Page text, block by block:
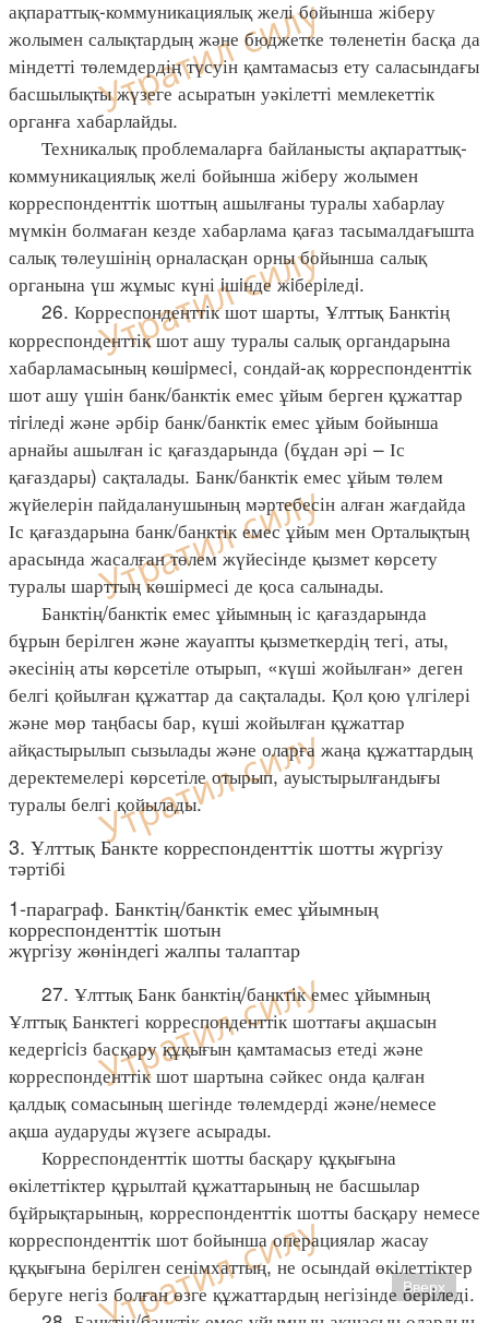
ақпараттық-коммуникациялық желі бойынша жіберу
жолымен салықтардың және бюджетке төленетін басқа да
міндетті төлемдердің түсуін қамтамасыз ету саласындағы
басшылықты жүзеге асыратын уәкілетті мемлекеттік
органға хабарлайды.
Техникалық проблемаларға байланысты ақпараттық-
коммуникациялық желі бойынша жіберу жолымен
корреспонденттік шоттың ашылғаны туралы хабарлау
мүмкін болмаған кезде хабарлама қағаз тасымалдағышта
салық төлеушінің орналасқан орны бойынша салық
органына үш жұмыс күні iшiнде жiберiледi.
26. Корреспонденттік шот шарты, Ұлттық Банктің
корреспонденттік шот ашу туралы салық органдарына
хабарламасының көшiрмесi, сондай-ақ корреспонденттік
шот ашу үшін банк/банктік емес ұйым берген құжаттар
тiгiледi және әрбір банк/банктік емес ұйым бойынша
арнайы ашылған іс қағаздарында (бұдан әрі – Іс
қағаздары) сақталады. Банк/банктік емес ұйым төлем
жүйелерін пайдаланушының мәртебесін алған жағдайда
Іс қағаздарына банк/банктік емес ұйым мен Орталықтың
арасында жасалған төлем жүйесінде қызмет көрсету
туралы шарттың көшірмесі де қоса салынады.
Банктің/банктік емес ұйымның іс қағаздарында
бұрын берілген және жауапты қызметкердің тегі, аты,
әкесінің аты көрсетіле отырып, «күші жойылған» деген
белгі қойылған құжаттар да сақталады. Қол қою үлгілері
және мөр таңбасы бар, күші жойылған құжаттар
айқастырылып сызылады және оларға жаңа құжаттардың
деректемелері көрсетіле отырып, ауыстырылғандығы
туралы белгі қойылады.
3. Ұлттық Банкте корреспонденттік шотты жүргізу
тәртібі
1-параграф. Банктің/банктік емес ұйымның
корреспонденттік шотын
жүргізу жөніндегі жалпы талаптар
27. Ұлттық Банк банктің/банктік емес ұйымның
Ұлттық Банктегі корреспонденттік шоттағы ақшасын
кедергiсiз басқару құқығын қамтамасыз етеді және
корреспонденттік шот шартына сәйкес онда қалған
қалдық сомасының шегінде төлемдерді және/немесе
ақша аударуды жүзеге асырады.
Корреспонденттік шотты басқару құқығына
өкілеттіктер құрылтай құжаттарының не басшылар
бұйрықтарының, корреспонденттік шотты басқару немесе
корреспонденттік шот бойынша операциялар жасау
құқығына берілген сенімхаттың, не осындай өкілеттіктер
беруге негіз болған өзге құжаттардың негізінде беріледі.
Вверх